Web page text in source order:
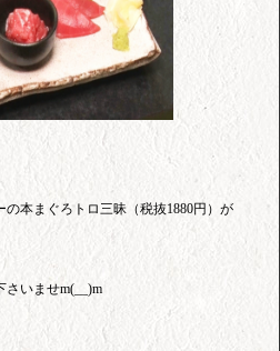
本まぐろトロ三昧（税抜1880円）が
いませm(__)m